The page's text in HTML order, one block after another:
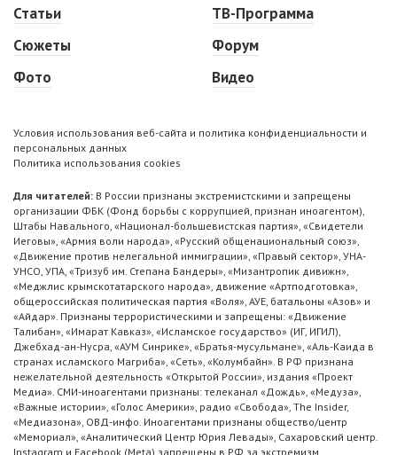
Статьи
Сюжеты
Фото
ТВ-Программа
Форум
Видео
Условия использования веб-сайта и политика конфиденциальности и
персональных данных
Политика использования cookies
Для читателей: В России признаны экстремистскими и запрещены
организации ФБК (Фонд борьбы с коррупцией, признан иноагентом),
Штабы Навального, «Национал-большевистская партия», «Свидетели
Иеговы», «Армия воли народа», «Русский общенациональный союз»,
«Движение против нелегальной иммиграции», «Правый сектор», УНА-
УНСО, УПА, «Тризуб им. Степана Бандеры», «Мизантропик дивижн»,
«Меджлис крымскотатарского народа», движение «Артподготовка»,
общероссийская политическая партия «Воля», АУЕ, батальоны «Азов» и
«Айдар». Признаны террористическими и запрещены: «Движение
Талибан», «Имарат Кавказ», «Исламское государство» (ИГ, ИГИЛ),
Джебхад-ан-Нусра, «АУМ Синрике», «Братья-мусульмане», «Аль-Каида в
странах исламского Магриба», «Сеть», «Колумбайн». В РФ признана
нежелательной деятельность «Открытой России», издания «Проект
Медиа». СМИ-иноагентами признаны: телеканал «Дождь», «Медуза»,
«Важные истории», «Голос Америки», радио «Свобода», The Insider,
«Медиазона», ОВД-инфо. Иноагентами признаны общество/центр
«Мемориал», «Аналитический Центр Юрия Левады», Сахаровский центр.
Instagram и Facebook (Metа) запрещены в РФ за экстремизм.